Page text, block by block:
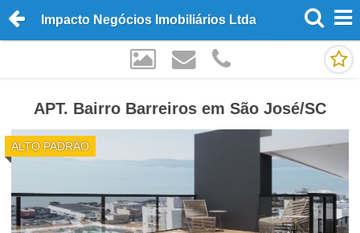
Impacto Negócios Imobiliários Ltda
APT. Bairro Barreiros em São José/SC
ALTO PADRÃO